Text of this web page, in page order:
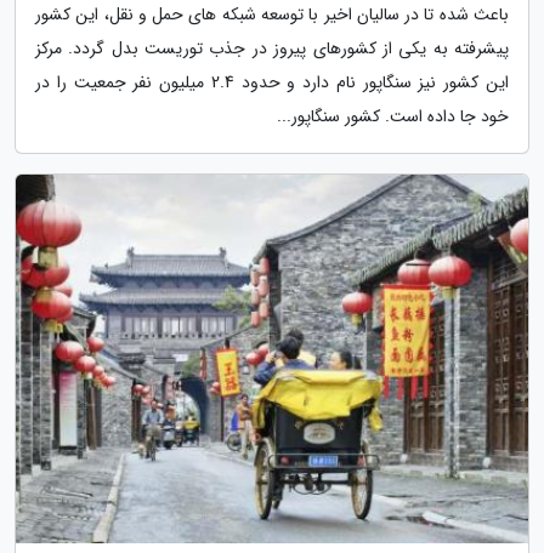
باعث شده تا در سالیان اخیر با توسعه شبکه های حمل و نقل، این کشور
پیشرفته به یکی از کشورهای پیروز در جذب توریست بدل گردد. مرکز
این کشور نیز سنگاپور نام دارد و حدود 2.4 میلیون نفر جمعیت را در
خود جا داده است. کشور سنگاپور...